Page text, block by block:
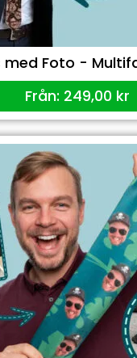
med Foto -
Från: 249,00 kr